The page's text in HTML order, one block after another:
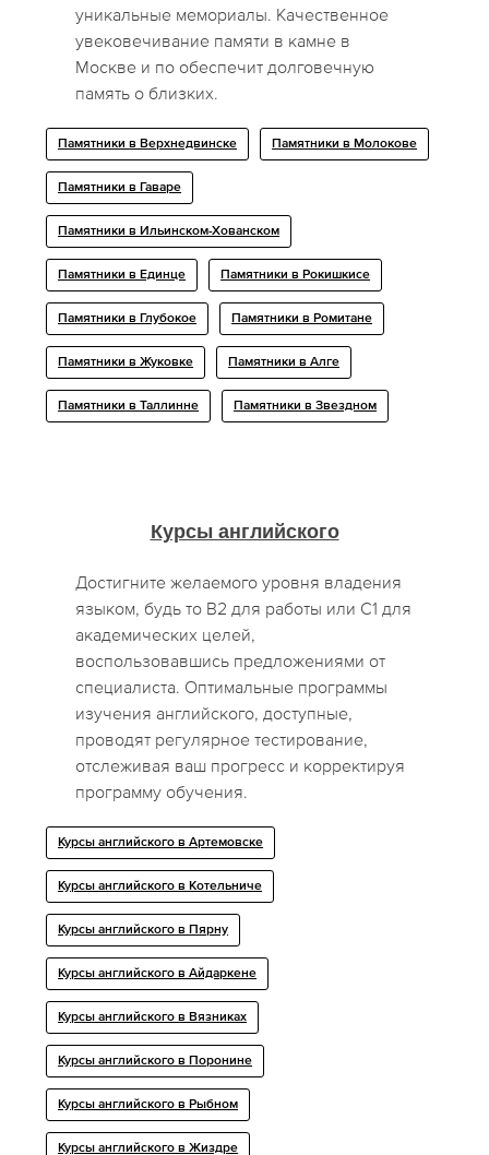
уникальные мемориалы. Качественное
увековечивание памяти в камне в
Москве и по обеспечит долговечную
память о близких.
Памятники в Верхнедвинске Памятники в Молокове
Памятники в Гаваре
Памятники в Ильинском-Хованском
Памятники в Единце Памятники в Рокишкисе
Памятники в Глубокое Памятники в Ромитане
Памятники в Жуковке Памятники в Алге
Памятники в Таллинне Памятники в Звездном
Курсы английского
Достигните желаемого уровня владения
языком, будь то B2 для работы или C1 для
академических целей,
воспользовавшись предложениями от
специалиста. Оптимальные программы
изучения английского, доступные,
проводят регулярное тестирование,
отслеживая ваш прогресс и корректируя
программу обучения.
Курсы английского в Артемовске
Курсы английского в Котельниче
Курсы английского в Пярну
Курсы английского в Айдаркене
Курсы английского в Вязниках
Курсы английского в Поронине
Курсы английского в Рыбном
Курсы английского в Жиздре